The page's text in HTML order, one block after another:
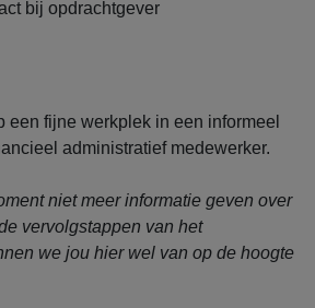
bij opdrachtgever
een fijne werkplek in een informeel
administratief medewerker.
niet meer informatie geven over
vervolgstappen van het
we jou hier wel van op de hoogte